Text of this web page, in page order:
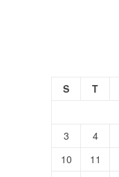
S
T
3
4
10
11